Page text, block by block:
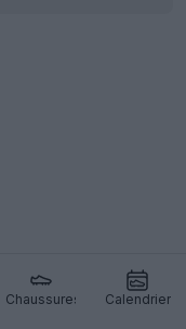
Chaussures Calendrier